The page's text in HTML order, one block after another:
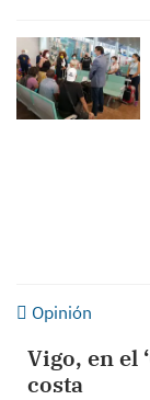
Opinión
Vigo, en el
costa